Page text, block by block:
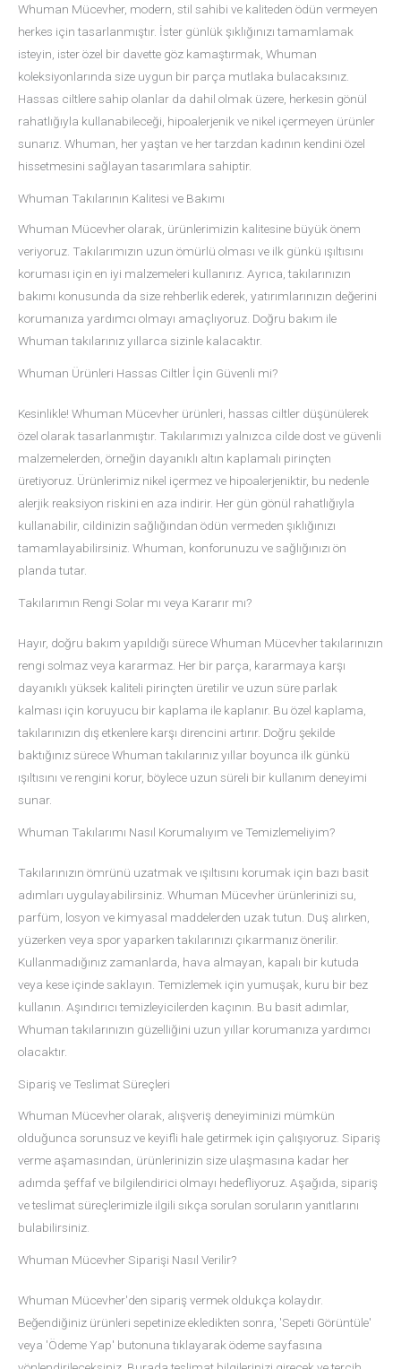
Whuman Mücevher, modern, stil sahibi ve kaliteden ödün vermeyen
herkes için tasarlanmıştır. İster günlük şıklığınızı tamamlamak
isteyin, ister özel bir davette göz kamaştırmak, Whuman
koleksiyonlarında size uygun bir parça mutlaka bulacaksınız.
Hassas ciltlere sahip olanlar da dahil olmak üzere, herkesin gönül
rahatlığıyla kullanabileceği, hipoalerjenik ve nikel içermeyen ürünler
sunarız. Whuman, her yaştan ve her tarzdan kadının kendini özel
hissetmesini sağlayan tasarımlara sahiptir.
Whuman Takılarının Kalitesi ve Bakımı
Whuman Mücevher olarak, ürünlerimizin kalitesine büyük önem
veriyoruz. Takılarımızın uzun ömürlü olması ve ilk günkü ışıltısını
koruması için en iyi malzemeleri kullanırız. Ayrıca, takılarınızın
bakımı konusunda da size rehberlik ederek, yatırımlarınızın değerini
korumanıza yardımcı olmayı amaçlıyoruz. Doğru bakım ile
Whuman takılarınız yıllarca sizinle kalacaktır.
Whuman Ürünleri Hassas Ciltler İçin Güvenli mi?
Kesinlikle! Whuman Mücevher ürünleri, hassas ciltler düşünülerek
özel olarak tasarlanmıştır. Takılarımızı yalnızca cilde dost ve güvenli
malzemelerden, örneğin dayanıklı altın kaplamalı pirinçten
üretiyoruz. Ürünlerimiz nikel içermez ve hipoalerjeniktir, bu nedenle
alerjik reaksiyon riskini en aza indirir. Her gün gönül rahatlığıyla
kullanabilir, cildinizin sağlığından ödün vermeden şıklığınızı
tamamlayabilirsiniz. Whuman, konforunuzu ve sağlığınızı ön
planda tutar.
Takılarımın Rengi Solar mı veya Kararır mı?
Hayır, doğru bakım yapıldığı sürece Whuman Mücevher takılarınızın
rengi solmaz veya kararmaz. Her bir parça, kararmaya karşı
dayanıklı yüksek kaliteli pirinçten üretilir ve uzun süre parlak
kalması için koruyucu bir kaplama ile kaplanır. Bu özel kaplama,
takılarınızın dış etkenlere karşı direncini artırır. Doğru şekilde
baktığınız sürece Whuman takılarınız yıllar boyunca ilk günkü
ışıltısını ve rengini korur, böylece uzun süreli bir kullanım deneyimi
sunar.
Whuman Takılarımı Nasıl Korumalıyım ve Temizlemeliyim?
Takılarınızın ömrünü uzatmak ve ışıltısını korumak için bazı basit
adımları uygulayabilirsiniz. Whuman Mücevher ürünlerinizi su,
parfüm, losyon ve kimyasal maddelerden uzak tutun. Duş alırken,
yüzerken veya spor yaparken takılarınızı çıkarmanız önerilir.
Kullanmadığınız zamanlarda, hava almayan, kapalı bir kutuda
veya kese içinde saklayın. Temizlemek için yumuşak, kuru bir bez
kullanın. Aşındırıcı temizleyicilerden kaçının. Bu basit adımlar,
Whuman takılarınızın güzelliğini uzun yıllar korumanıza yardımcı
olacaktır.
Sipariş ve Teslimat Süreçleri
Whuman Mücevher olarak, alışveriş deneyiminizi mümkün
olduğunca sorunsuz ve keyifli hale getirmek için çalışıyoruz. Sipariş
verme aşamasından, ürünlerinizin size ulaşmasına kadar her
adımda şeffaf ve bilgilendirici olmayı hedefliyoruz. Aşağıda, sipariş
ve teslimat süreçlerimizle ilgili sıkça sorulan soruların yanıtlarını
bulabilirsiniz.
Whuman Mücevher Siparişi Nasıl Verilir?
Whuman Mücevher'den sipariş vermek oldukça kolaydır.
Beğendiğiniz ürünleri sepetinize ekledikten sonra, 'Sepeti Görüntüle'
veya 'Ödeme Yap' butonuna tıklayarak ödeme sayfasına